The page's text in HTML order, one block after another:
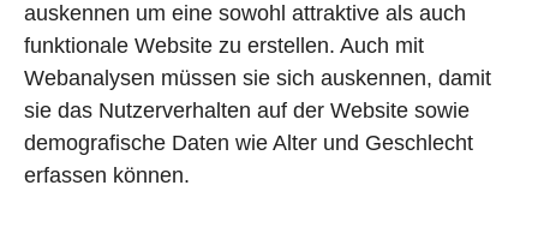
auskennen um eine sowohl attraktive als auch
funktionale Website zu erstellen. Auch mit
Webanalysen müssen sie sich auskennen, damit
sie das Nutzerverhalten auf der Website sowie
demografische Daten wie Alter und Geschlecht
erfassen können.